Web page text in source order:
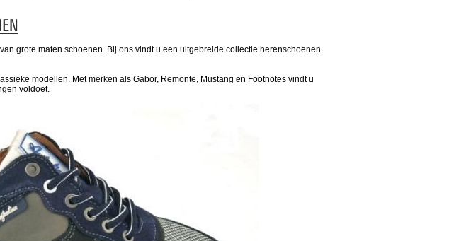
grote maten schoenen. Bij ons vindt u een uitgebreide collectie herenschoenen
modellen. Met merken als Gabor, Remonte, Mustang en Footnotes vindt u
voldoet.